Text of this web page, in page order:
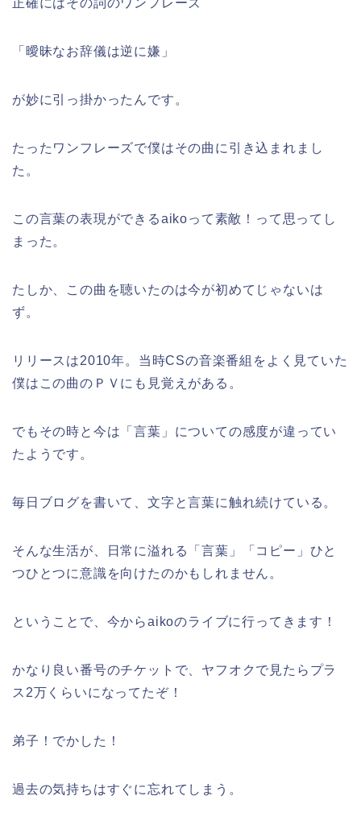
正確にはその詞のワンフレーズ
「曖昧なお辞儀は逆に嫌」
が妙に引っ掛かったんです。
たったワンフレーズで僕はその曲に引き込まれまし
た。
この言葉の表現ができるaikoって素敵！って思ってし
まった。
たしか、この曲を聴いたのは今が初めてじゃないは
ず。
リリースは2010年。当時CSの音楽番組をよく見ていた
僕はこの曲のＰＶにも見覚えがある。
でもその時と今は「言葉」についての感度が違ってい
たようです。
毎日ブログを書いて、文字と言葉に触れ続けている。
そんな生活が、日常に溢れる「言葉」「コピー」ひと
つひとつに意識を向けたのかもしれません。
ということで、今からaikoのライブに行ってきます！
かなり良い番号のチケットで、ヤフオクで見たらプラ
ス2万くらいになってたぞ！
弟子！でかした！
過去の気持ちはすぐに忘れてしまう。